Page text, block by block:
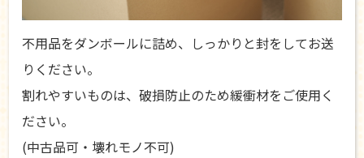
不用品をダンボールに詰め、しっかりと封をしてお送
りください。
割れやすいものは、破損防止のため緩衝材をご使用く
ださい。
(中古品可・壊れモノ不可)